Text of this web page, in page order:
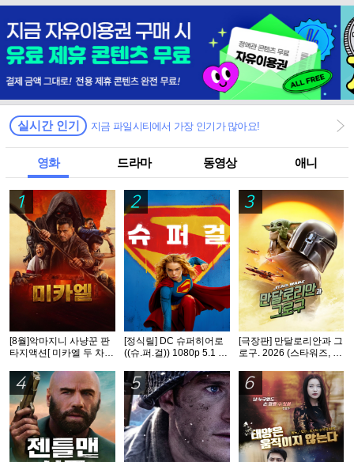
실시간 인기 지금 파일시티에서 가장 인기가 많아요!
영화 드라마 동영상 애니
1
[8월]악마지니 사냥꾼 판
타지액션[ 미카엘 두 차원
2
[정식릴] DC 슈퍼히어로
((슈.퍼.걸)) 1080p 5.1 공
3
[극장판] 만달로리안과 그
로구. 2026 (스타워즈, 12
4 5 6